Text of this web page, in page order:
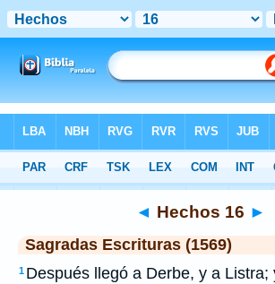
>SEV> Hechos 16
◄ Hechos 16 ►
Sagradas Escrituras (1569)
1 Después llegó a Derbe, y a Listra;